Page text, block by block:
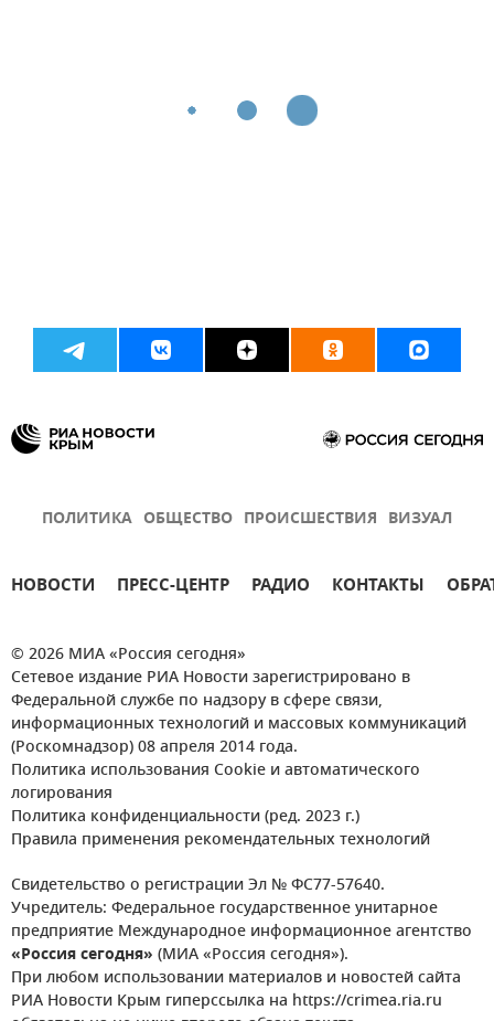
ПОЛИТИКА ОБЩЕСТВО ПРОИСШЕСТВИЯ ВИЗУАЛ
НОВОСТИ ПРЕСС-ЦЕНТР РАДИО КОНТАКТЫ
© 2026 МИА «Россия сегодня»
Сетевое издание РИА Новости зарегистрировано в
Федеральной службе по надзору в сфере связи,
информационных технологий и массовых коммуникаций
(Роскомнадзор) 08 апреля 2014 года.
Политика использования Cookie и автоматического
логирования
Политика конфиденциальности (ред. 2023 г.)
Правила применения рекомендательных технологий
Свидетельство о регистрации Эл № ФС77-57640.
Учредитель: Федеральное государственное унитарное
предприятие Международное информационное агентство
«Россия сегодня» (МИА «Россия сегодня»).
При любом использовании материалов и новостей сайта
РИА Новости Крым гиперссылка на https://crimea.ria.ru